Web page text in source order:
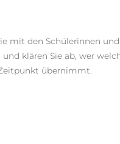
mit den Schülerinnen
und klären Sie ab, wer
übernimmt.